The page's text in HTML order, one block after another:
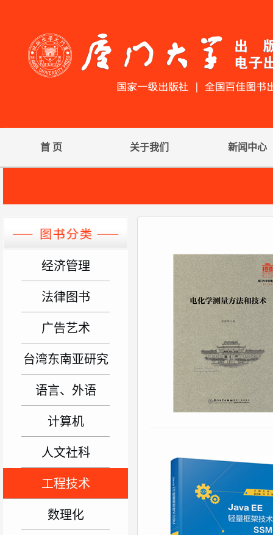
首 页 关于我们 新闻中心
经济管理
法律图书
广告艺术
台湾东南亚研究
语言、外语
计算机
人文社科
工程技术
数理化